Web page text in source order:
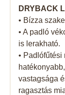
DRYBACK
• Bízza
• A padló
is lerakható.
•
hatékonyabb,
vastagsága
ragasztás